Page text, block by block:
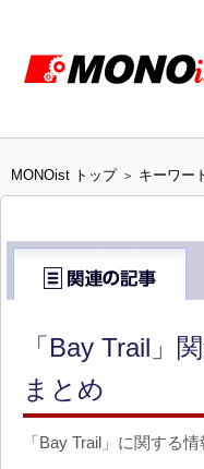
MONOist トップ > キーワー
「Bay Trail」
まとめ
「Bay Trail」に関する